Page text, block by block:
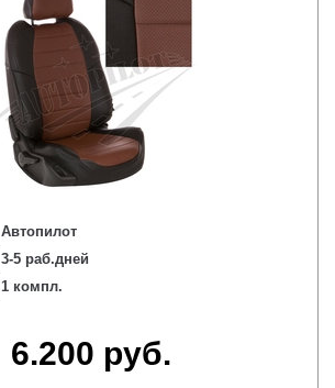
Автопилот
3-5 раб.дней
1 компл.
6.200 руб.